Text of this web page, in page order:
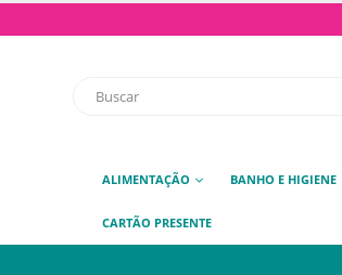
ALIMENTAÇÃO BANHO E HIGIENE
CARTÃO PRESENTE